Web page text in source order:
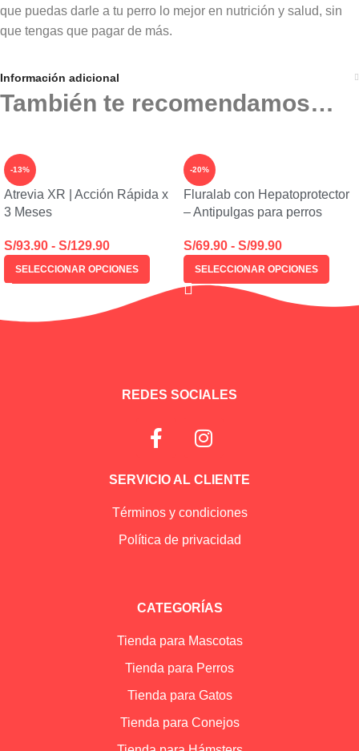
que puedas darle a tu perro lo mejor en nutrición y salud, sin
que tengas que pagar de más.
Información adicional
También te recomendamos…
-13%
Atrevia XR | Acción Rápida x
3 Meses
S/93.90 - S/129.90
SELECCIONAR OPCIONES
-20%
Fluralab con Hepatoprotector
– Antipulgas para perros
S/69.90 - S/99.90
SELECCIONAR OPCIONES
REDES SOCIALES
SERVICIO AL CLIENTE
Términos y condiciones
Política de privacidad
CATEGORÍAS
Tienda para Mascotas
Tienda para Perros
Tienda para Gatos
Tienda para Conejos